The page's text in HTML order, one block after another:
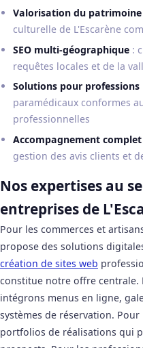
Valorisation du
culturelle de L'Escarène
SEO multi-géographique :
requêtes locales et de la
Solutions pour professions
paramédicaux conformes
professionnelles
Accompagnement complet
gestion des avis clients et
Nos expertises au
entreprises de
Pour les commerces et
propose des solutions
création de sites web
constitue notre offre centrale.
intégrons menus en ligne,
systèmes de réservation.
portfolios de réalisations qui